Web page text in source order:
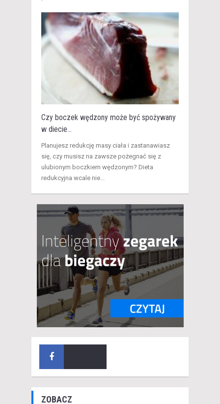
Czy boczek wędzony może być spożywany
w diecie...
Planujesz redukcję masy ciała i zastanawiasz
się, czy musisz na zawsze pożegnać się z
ulubionym boczkiem wędzonym? Dieta
redukcyjna wcale nie...
ZOBACZ